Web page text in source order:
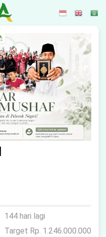
144 hari lagi
Target Rp. 1.246.000.000